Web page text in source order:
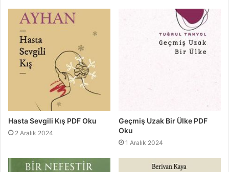
Hasta Sevgili Kış PDF Oku
2 Aralık 2024
Geçmiş Uzak Bir Ülke PDF
Oku
1 Aralık 2024